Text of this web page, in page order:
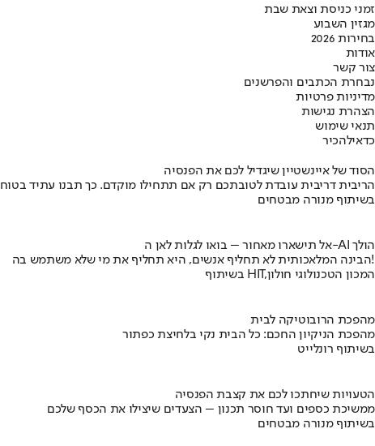
זמני כניסת וצאת שבת
מגזין השבוע
בחירות 2026
אודות
צור קשר
נבחרת הכתבים והפרשנים
מדיניות פרטיות
הצהרת נגישות
תנאי שימוש
כדאילהכיר
הסוד של איינשטיין שיגדיל לכם את הפנסיה
הריבית דריבית עובדת לטובתכם רק אם תתחילו מוקדם. כך תבנו עתיד בטוח
בשיתוף מנורה מבטחים
אל תישארו מאחור – בואו לגלות לאן ה-AI הולך
הבינה המלאכותית לא תחליף אנשים, היא תחליף את מי שלא משתמש בה!
בשיתוף HIT,המכון הטכנולוגי חולון
מהפכת הרובוטיקה לבית
מהפכת הניקיון החכם: כל הבית נקי בלחיצת כפתור
בשיתוף רונלייט
הטעויות שיחתכו לכם את קצבת הפנסיה
ממשיכת כספים ועד חוסר תכנון – הצעדים שיצילו את הכסף שלכם
בשיתוף מנורה מבטחים